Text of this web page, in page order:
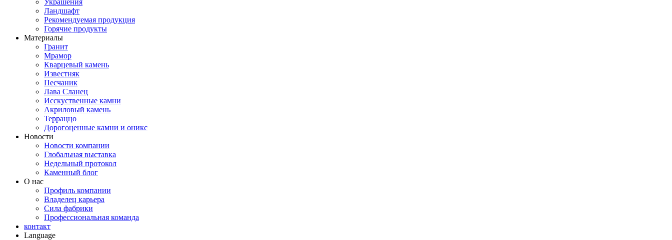
Украшения
Ландшафт
Рекомендуемая продукция
Горячие продукты
Материалы
Гранит
Мрамор
Кварцевый камень
Известняк
Песчаник
Лава Сланец
Исскуственные камни
Акриловый камень
Терраццо
Дорогоценные камни и оникс
Новости
Новости компании
Глобальная выставка
Недельный протокол
Каменный блог
О нас
Профиль компании
Владелец карьера
Сила фабрики
Профессиональная команда
контакт
Language